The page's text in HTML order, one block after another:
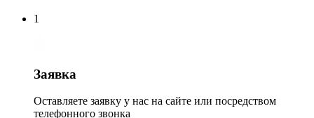
1
Заявка
Оставляете заявку у нас на сайте или посредством
телефонного звонка